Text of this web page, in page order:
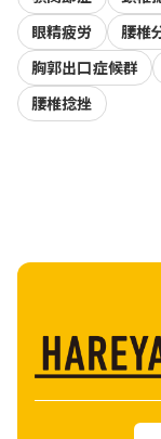
眼精疲労
腰椎
胸郭出口症候群
腰椎捻挫